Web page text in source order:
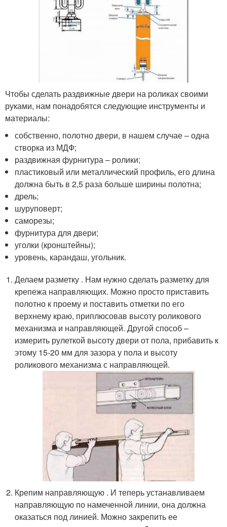
Чтобы сделать раздвижные двери на роликах своими
руками, нам понадобятся следующие инструменты и
материалы:
собственно, полотно двери, в нашем случае – одна
створка из МДФ;
раздвижная фурнитура – ролики;
пластиковый или металлический профиль, его длина
должна быть в 2,5 раза больше ширины полотна;
дрель;
шуруповерт;
саморезы;
фурнитура для двери;
уголки (кронштейны);
уровень, карандаш, угольник.
Делаем разметку . Нам нужно сделать разметку для
крепежа направляющих. Можно просто приставить
полотно к проему и поставить отметки по его
верхнему краю, приплюсовав высоту роликового
механизма и направляющей. Другой способ –
измерить рулеткой высоту двери от пола, прибавить к
этому 15-20 мм для зазора у пола и высоту
роликового механизма с направляющей.
Крепим направляющую . И теперь устанавливаем
направляющую по намеченной линии, она должна
оказаться под линией. Можно закрепить ее